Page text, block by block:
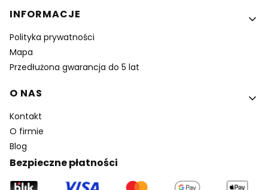
INFORMACJE
Polityka prywatności
Mapa
Przedłużona gwarancja do 5 lat
O NAS
Kontakt
O firmie
Blog
Bezpieczne płatności